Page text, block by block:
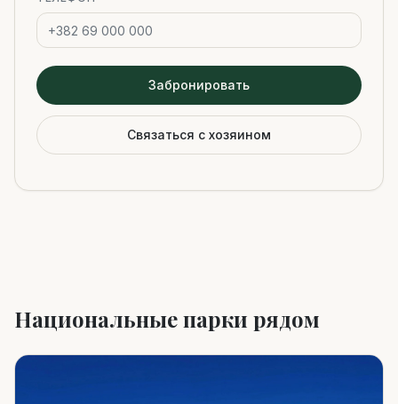
Забронировать
Связаться с хозяином
Национальные парки рядом